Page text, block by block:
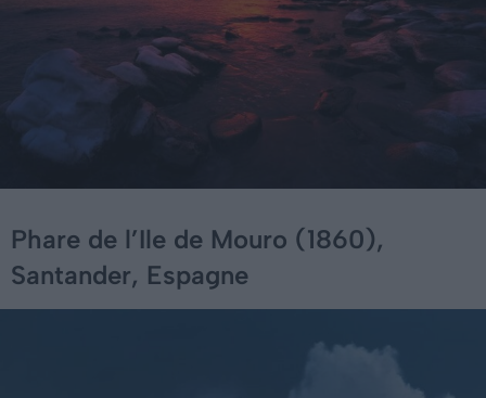
Phare de l’Ile de Mouro (1860),
Santander, Espagne